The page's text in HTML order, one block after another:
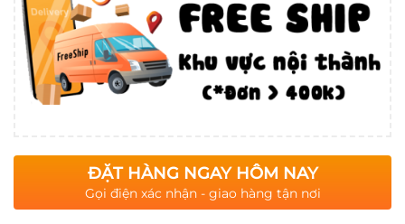
ĐẶT HÀNG NGAY HÔM NAY
Gọi điện xác nhận - giao hàng tận nơi